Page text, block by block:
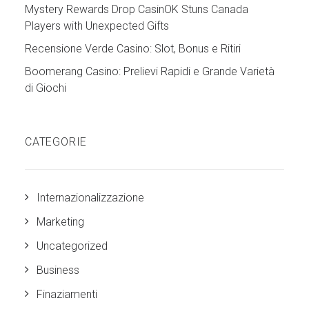
Mystery Rewards Drop CasinOK Stuns Canada
Players with Unexpected Gifts
Recensione Verde Casino: Slot, Bonus e Ritiri
Boomerang Casino: Prelievi Rapidi e Grande Varietà
di Giochi
CATEGORIE
Internazionalizzazione
Marketing
Uncategorized
Business
Finaziamenti